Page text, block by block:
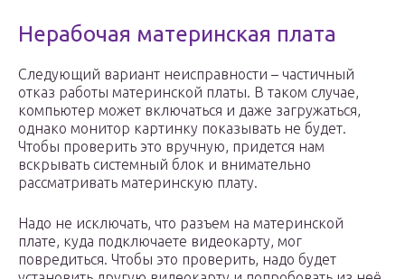
Нерабочая материнская плата
Следующий вариант неисправности – частичный
отказ работы материнской платы. В таком случае,
компьютер может включаться и даже загружаться,
однако монитор картинку показывать не будет.
Чтобы проверить это вручную, придется нам
вскрывать системный блок и внимательно
рассматривать материнскую плату.
Надо не исключать, что разъем на материнской
плате, куда подключаете видеокарту, мог
повредиться. Чтобы это проверить, надо будет